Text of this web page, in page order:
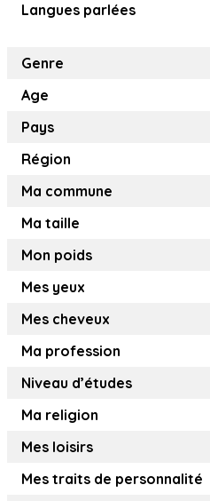
Langues parlées
Genre
Age
Pays
Région
Ma commune
Ma taille
Mon poids
Mes yeux
Mes cheveux
Ma profession
Niveau d’études
Ma religion
Mes loisirs
Mes traits de personnalité